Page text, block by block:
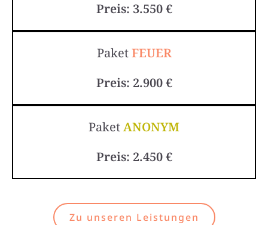
Preis: 3.550 €
PaketFEUER
Preis: 2.900 €
PaketANONYM
Preis: 2.450 €
Zu unseren Leistungen